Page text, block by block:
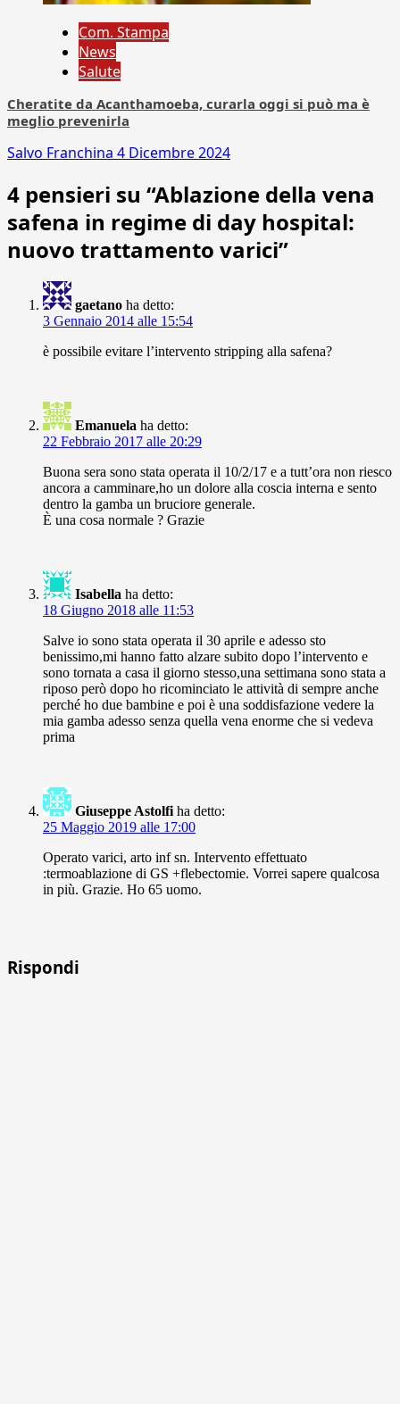
Com. Stampa
News
Salute
Cheratite da Acanthamoeba, curarla oggi si può ma è
meglio prevenirla
Salvo Franchina 4 Dicembre 2024
4 pensieri su “Ablazione della vena
safena in regime di day hospital:
nuovo trattamento varici”
gaetano ha detto:
3 Gennaio 2014 alle 15:54
è possibile evitare l’intervento stripping alla safena?
Emanuela ha detto:
22 Febbraio 2017 alle 20:29
Buona sera sono stata operata il 10/2/17 e a tutt’ora non riesco
ancora a camminare,ho un dolore alla coscia interna e sento
dentro la gamba un bruciore generale.
È una cosa normale ? Grazie
Isabella ha detto:
18 Giugno 2018 alle 11:53
Salve io sono stata operata il 30 aprile e adesso sto
benissimo,mi hanno fatto alzare subito dopo l’intervento e
sono tornata a casa il giorno stesso,una settimana sono stata a
riposo però dopo ho ricominciato le attività di sempre anche
perché ho due bambine e poi è una soddisfazione vedere la
mia gamba adesso senza quella vena enorme che si vedeva
prima
Giuseppe Astolfi ha detto:
25 Maggio 2019 alle 17:00
Operato varici, arto inf sn. Intervento effettuato
:termoablazione di GS +flebectomie. Vorrei sapere qualcosa
in più. Grazie. Ho 65 uomo.
Rispondi